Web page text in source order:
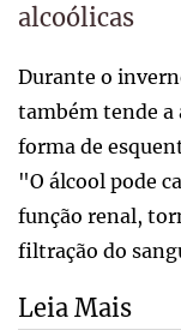
alcoólicas
Durante o
também tende a
forma de
"O álcool pode
função renal,
filtração do
Leia Mais